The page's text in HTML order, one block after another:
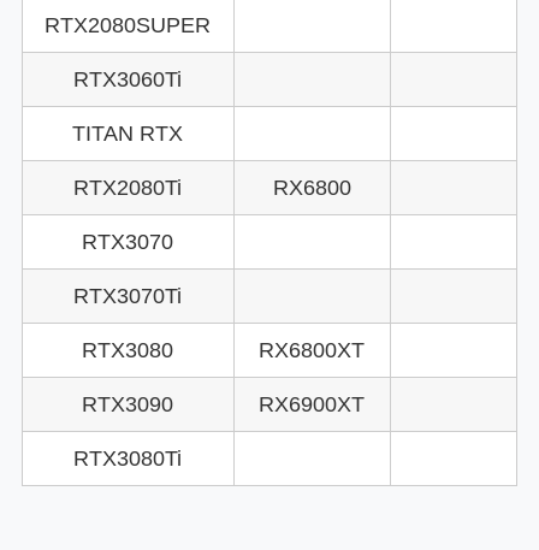
RTX2080SUPER
RTX3060Ti
TITAN RTX
RTX2080Ti RX6800
RTX3070
RTX3070Ti
RTX3080 RX6800XT
RTX3090 RX6900XT
RTX3080Ti